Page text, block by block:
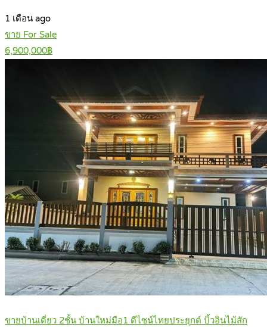
1 เดือน ago
ขาย For Sale
6,900,000฿
ขายบ้านเดี่ยว 2ชั้น บ้านใหม่มือ1 ดีไซน์ไทยประยุกต์ บิ้วอินไม้สัก